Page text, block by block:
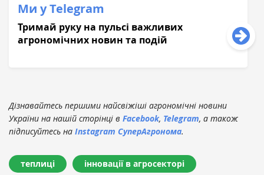
Ми у Telegram
Тримай руку на пульсі важливих
агрономічних новин та подій
Дізнавайтесь першими найсвіжіші агрономічні новини
України на нашій сторінці в Facebook, Telegram, а також
підписуйтесь на Instagram СуперАгронома.
теплиці інновації в агросекторі